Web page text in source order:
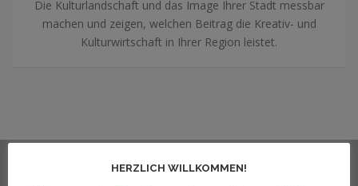
Die Kulturlandschaft und das Image Ihrer Stadt messbar
machen und zeigen, welchen Beitrag die Kreativ- und
Kulturwirtschaft in Ihrer Region leistet.
HERZLICH WILLKOMMEN!